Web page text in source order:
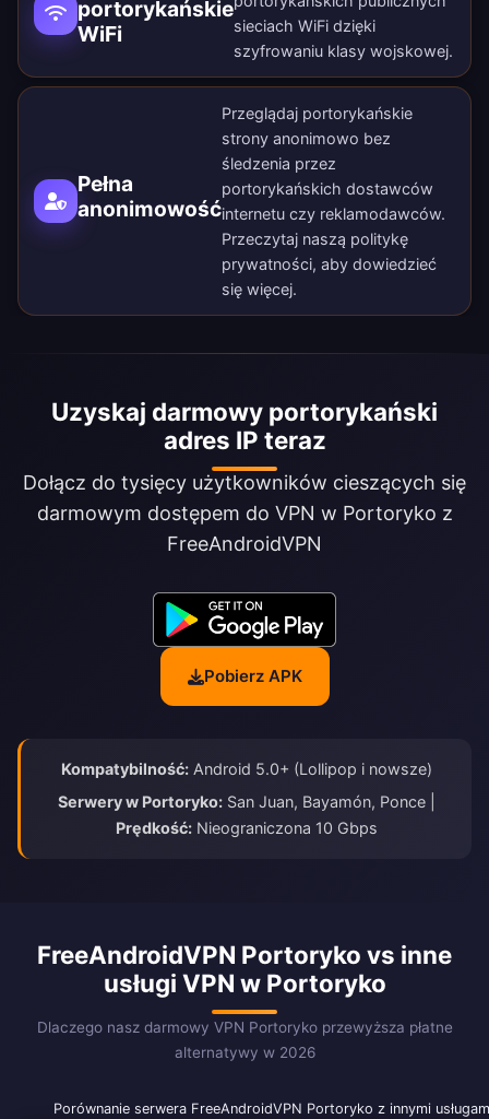
portorykańskie
WiFi
sieciach WiFi dzięki
szyfrowaniu klasy wojskowej.
Pełna
anonimowość
Przeglądaj portorykańskie
strony anonimowo bez
śledzenia przez
portorykańskich dostawców
internetu czy reklamodawców.
Przeczytaj naszą politykę
prywatności, aby dowiedzieć
się więcej.
Uzyskaj darmowy portorykański
adres IP teraz
Dołącz do tysięcy użytkowników cieszących się
darmowym dostępem do VPN w Portoryko z
FreeAndroidVPN
Pobierz APK
Kompatybilność:Android 5.0+ (Lollipop i nowsze)
Serwery w Portoryko:San Juan, Bayamón, Ponce |
Prędkość:Nieograniczona 10 Gbps
FreeAndroidVPN Portoryko vs inne
usługi VPN w Portoryko
Dlaczego nasz darmowy VPN Portoryko przewyższa płatne
alternatywy w 2026
Porównanie serwera FreeAndroidVPN Portoryko z innymi